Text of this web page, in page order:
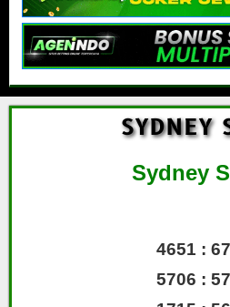
SYDNEY
Sydney
4651 :
5706 :